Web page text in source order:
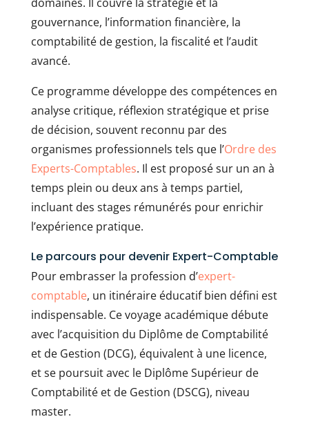
gouvernance, l’information financière, la
comptabilité de gestion, la fiscalité et l’audit
avancé.
Ce programme développe des compétences en
analyse critique, réflexion stratégique et prise
de décision, souvent reconnu par des
organismes professionnels tels que l’Ordre des
Experts-Comptables. Il est proposé sur un an à
temps plein ou deux ans à temps partiel,
incluant des stages rémunérés pour enrichir
l’expérience pratique.
Le parcours pour devenir Expert-Comptable
Pour embrasser la profession d’expert-
comptable, un itinéraire éducatif bien défini est
indispensable. Ce voyage académique débute
avec l’acquisition du Diplôme de Comptabilité
et de Gestion (DCG), équivalent à une licence,
et se poursuit avec le Diplôme Supérieur de
Comptabilité et de Gestion (DSCG), niveau
master.